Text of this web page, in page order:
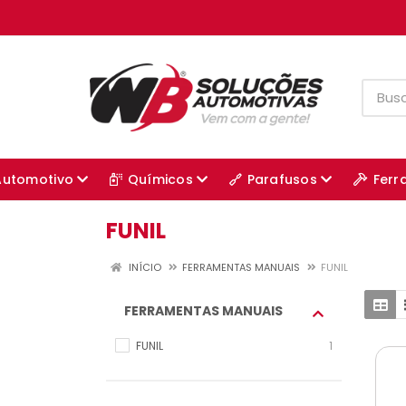
Químicos Parafusos
FUNIL
INÍCIO FERRAMENTAS MANUAIS FUNIL
FERRAMENTAS MANUAIS
FUNIL 1